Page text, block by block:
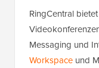
RingCentral
Messaging und
Workspace und